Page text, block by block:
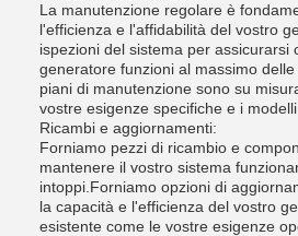
La manutenzione regolare è
l'efficienza e l'affidabilità del vostro
ispezioni del sistema per assicurarsi
generatore funzioni al massimo
piani di manutenzione sono su
vostre esigenze specifiche e i modelli
Ricambi e aggiornamenti:
Forniamo pezzi di ricambio e
mantenere il vostro sistema
intoppi.Forniamo opzioni di
la capacità e l'efficienza del vostro
esistente come le vostre esigenze